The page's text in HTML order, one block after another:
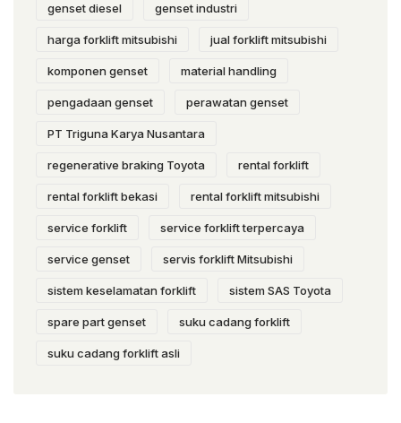
genset diesel genset industri
harga forklift mitsubishi jual forklift mitsubishi
komponen genset material handling
pengadaan genset perawatan genset
PT Triguna Karya Nusantara
regenerative braking Toyota rental forklift
rental forklift bekasi rental forklift mitsubishi
service forklift service forklift terpercaya
service genset servis forklift Mitsubishi
sistem keselamatan forklift sistem SAS Toyota
spare part genset suku cadang forklift
suku cadang forklift asli